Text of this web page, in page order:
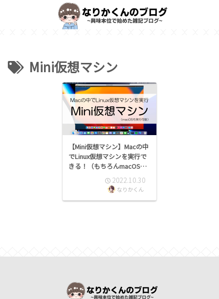
Mini仮想マシン
【Mini仮想マシン】Macの中
でLinux仮想マシンを実行で
きる！（もちろんmacOS
2022.10.30
なりかくん